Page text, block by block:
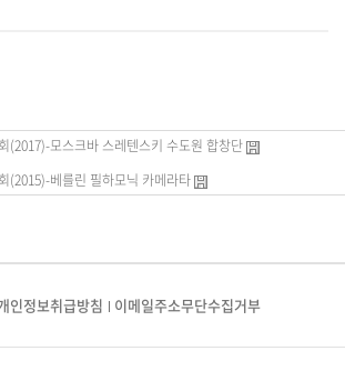
(2017)-모스크바 스레텐스키 수도원 합창단
(2015)-베를린 필하모닉 카메라타
인정보취급방침 이메일주소무단수집거부